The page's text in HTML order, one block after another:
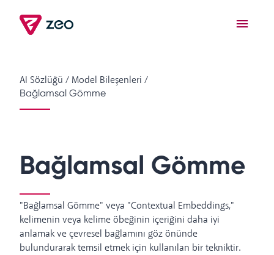
AI Sözlüğü / Model Bileşenleri /
Bağlamsal Gömme
Bağlamsal Gömme
"Bağlamsal Gömme" veya "Contextual Embeddings,"
kelimenin veya kelime öbeğinin içeriğini daha iyi
anlamak ve çevresel bağlamını göz önünde
bulundurarak temsil etmek için kullanılan bir tekniktir.